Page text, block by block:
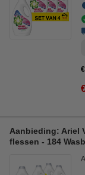
Aanbieding: Ariel
flessen - 184